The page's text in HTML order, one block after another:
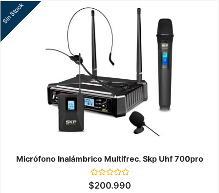
Micrófono Inalámbrico Multifrec. Skp Uhf 700pro
Valorado
en
Sin Stock
$200.990